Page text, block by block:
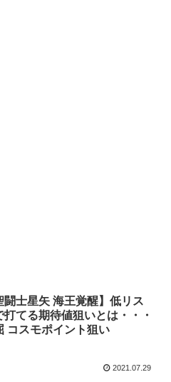
闘士星矢 海王覚醒】低リス
打てる期待値狙いとは・・・
コスモポイント狙い
2021.07.29